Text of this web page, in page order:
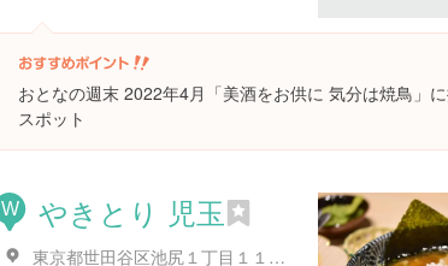
おとなの週末 2022年4月「美酒をお供に 気分は焼鳥」
スポット
W やきとり 児玉
東京都世田谷区池尻１丁目１１-１２ パレ・ド・ジュネス 2階 A